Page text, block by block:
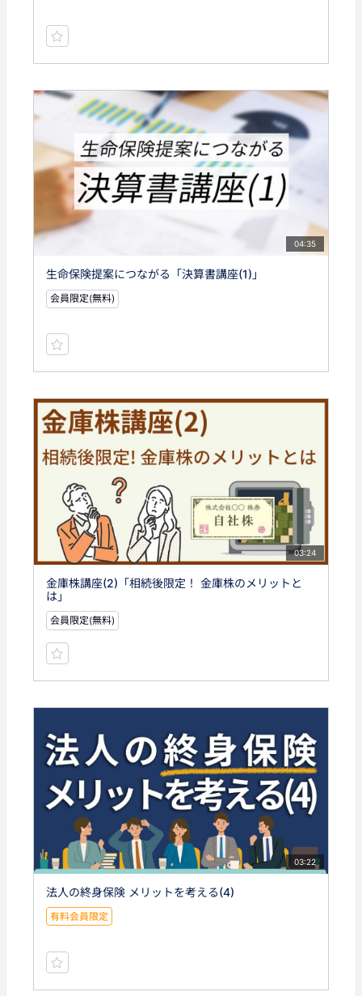
04:35
生命保険提案につながる「決算書講座(1)」
会員限定(無料)
03:24
金庫株講座(2)「相続後限定！ 金庫株のメリットと
は」
会員限定(無料)
03:22
法人の終身保険 メリットを考える(4)
有料会員限定